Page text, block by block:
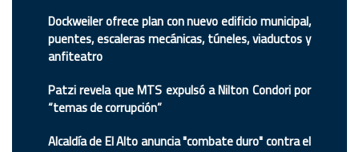
Dockweiler ofrece plan con nuevo edificio municipal,
puentes, escaleras mecánicas, túneles, viaductos y
anfiteatro
Patzi revela que MTS expulsó a Nilton Condori por
“temas de corrupción”
Alcaldía de El Alto anuncia "combate duro" contra el